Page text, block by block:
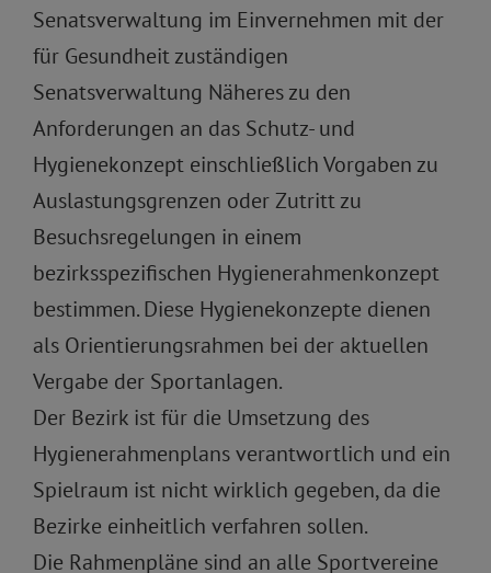
Senatsverwaltung im Einvernehmen mit der
für Gesundheit zuständigen
Senatsverwaltung Näheres zu den
Anforderungen an das Schutz- und
Hygienekonzept einschließlich Vorgaben zu
Auslastungsgrenzen oder Zutritt zu
Besuchsregelungen in einem
bezirksspezifischen Hygienerahmenkonzept
bestimmen. Diese Hygienekonzepte dienen
als Orientierungsrahmen bei der aktuellen
Vergabe der Sportanlagen.
Der Bezirk ist für die Umsetzung des
Hygienerahmenplans verantwortlich und ein
Spielraum ist nicht wirklich gegeben, da die
Bezirke einheitlich verfahren sollen.
Die Rahmenpläne sind an alle Sportvereine